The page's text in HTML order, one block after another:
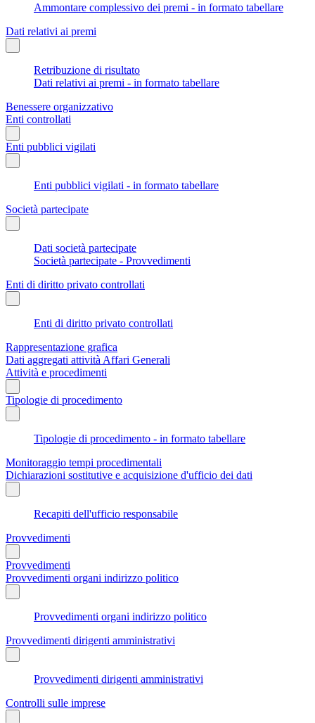
Ammontare complessivo dei premi - in formato tabellare
Dati relativi ai premi
Retribuzione di risultato
Dati relativi ai premi - in formato tabellare
Benessere organizzativo
Enti controllati
Enti pubblici vigilati
Enti pubblici vigilati - in formato tabellare
Società partecipate
Dati società partecipate
Società partecipate - Provvedimenti
Enti di diritto privato controllati
Enti di diritto privato controllati
Rappresentazione grafica
Dati aggregati attività Affari Generali
Attività e procedimenti
Tipologie di procedimento
Tipologie di procedimento - in formato tabellare
Monitoraggio tempi procedimentali
Dichiarazioni sostitutive e acquisizione d'ufficio dei dati
Recapiti dell'ufficio responsabile
Provvedimenti
Provvedimenti
Provvedimenti organi indirizzo politico
Provvedimenti organi indirizzo politico
Provvedimenti dirigenti amministrativi
Provvedimenti dirigenti amministrativi
Controlli sulle imprese